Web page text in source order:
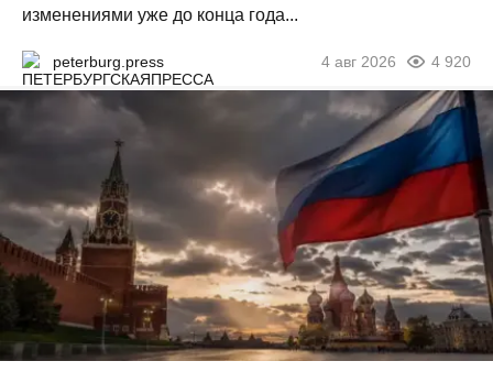
изменениями уже до конца года...
peterburg.press 4 авг 2026 4 920